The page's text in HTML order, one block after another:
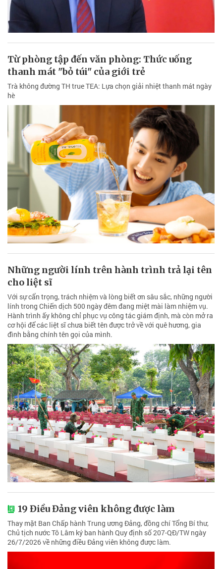
Từ phòng tập đến văn phòng: Thức uống
thanh mát "bỏ túi" của giới trẻ
Trà không đường TH true TEA: Lựa chọn giải nhiệt thanh mát ngày
hè
Những người lính trên hành trình trả lại tên
cho liệt sĩ
Với sự cẩn trọng, trách nhiệm và lòng biết ơn sâu sắc, những người
lính trong Chiến dịch 500 ngày đêm đang miệt mài làm nhiệm vụ.
Hành trình ấy không chỉ phục vụ công tác giám định, mà còn mở ra
cơ hội để các liệt sĩ chưa biết tên được trở về với quê hương, gia
đình bằng chính tên gọi của mình.
19 Điều Đảng viên không được làm
Thay mặt Ban Chấp hành Trung ương Đảng, đồng chí Tổng Bí thư,
Chủ tịch nước Tô Lâm ký ban hành Quy định số 207-QĐ/TW ngày
26/7/2026 về những điều Đảng viên không được làm.